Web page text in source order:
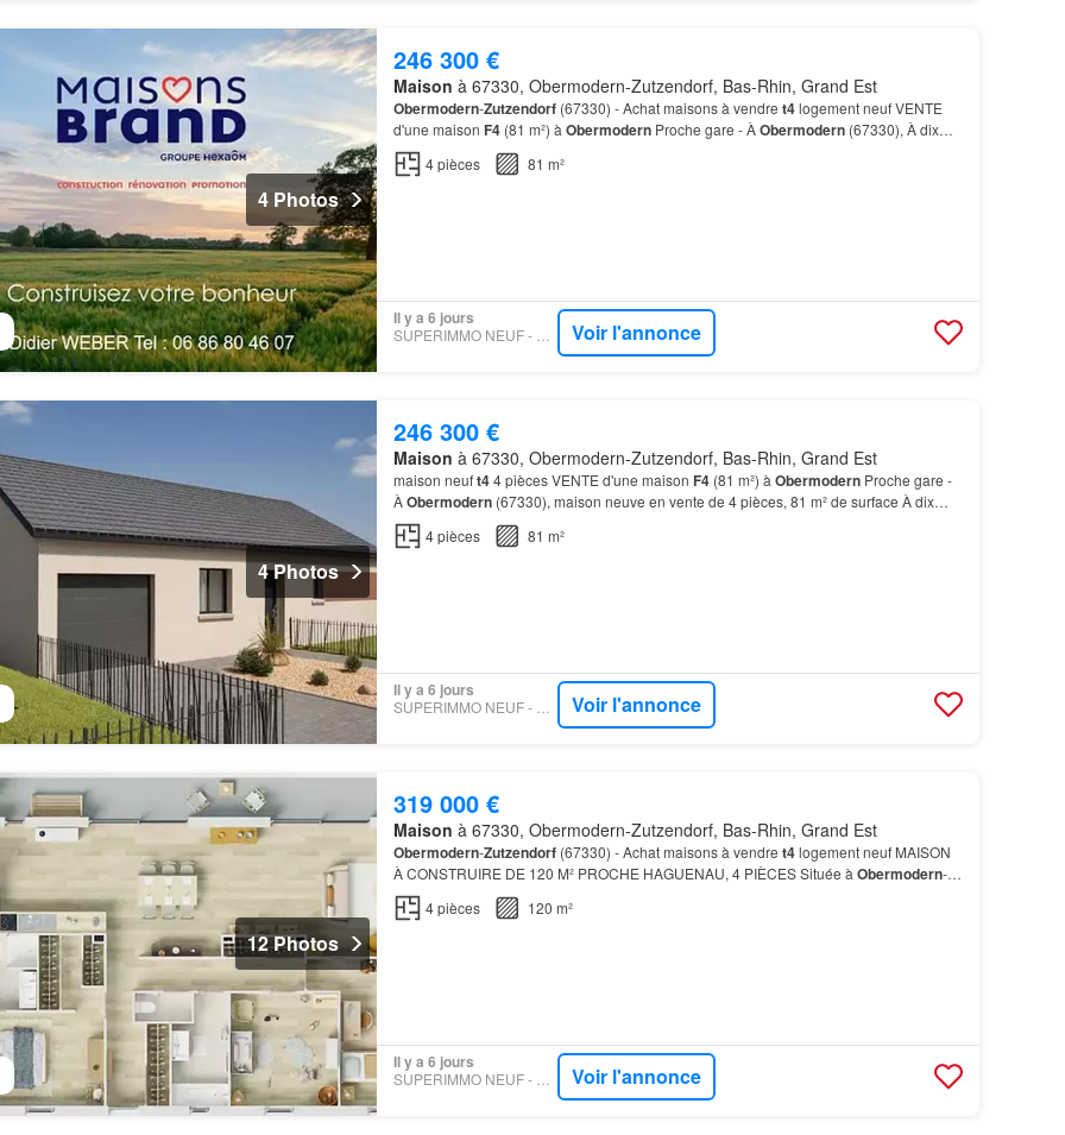
4 Photos
246 300 €
Maison à 67330, Obermodern-Zutzendorf, Bas-Rhin, Grand Est
Obermodern-Zutzendorf(67330) - Achat maisons à vendre t4logement neuf VENTE
d'une maison F4(81 m²) à ObermodernProche gare - ÀObermodern(67330), À dix
minutes: gares (Obermodern
4pièces 81 m²
Il y a 6 jours
Voir l'annonce
4 Photos
246 300 €
Maison à 67330, Obermodern-Zutzendorf, Bas-Rhin, Grand Est
maison neuft44 pièces VENTE d'une maison F4(81 m²) à ObermodernProche gare -
ÀObermodern(67330), maison neuve en vente de 4 pièces, 81 m² de surface À dix
minutes: gares (Obermodern
4pièces 81 m²
Il y a 6 jours
Voir l'annonce
12 Photos
319 000 €
Maison à 67330, Obermodern-Zutzendorf, Bas-Rhin, Grand Est
Obermodern-Zutzendorf(67330) - Achat maisons à vendre t4logement neuf MAISON
À CONSTRUIRE DE 120 M² PROCHE HAGUENAU, 4 PIÈCES Située à Obermodern-
Zutzendorf ENVIRONNEMENT
p… 4pièces 120 m²
Il y a 6 jours
Voir l'annonce